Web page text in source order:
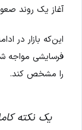
آغاز یک روند
این‌که بازار در
فرسایشی مواجه
را مشخص کند.
یک نکته